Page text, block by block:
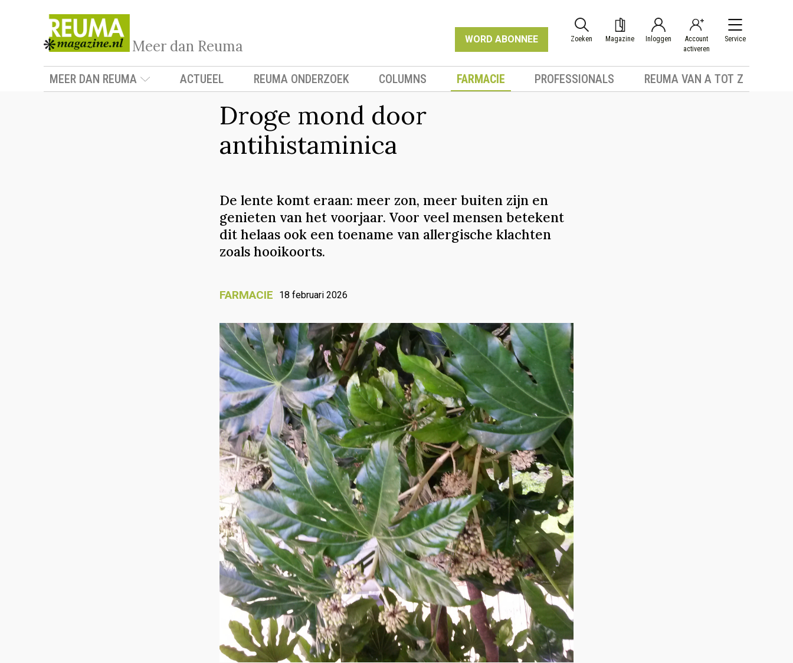
Meer dan Reuma WORD ABONNEE Zoeken Magazine Inloggen
Account
activeren
Service
MEER DAN REUMA ACTUEEL REUMA ONDERZOEK COLUMNS FARMACIE PROFESSIONALS REUMA VAN A TOT Z
Droge mond door
antihistaminica
De lente komt eraan: meer zon, meer buiten zijn en
genieten van het voorjaar. Voor veel mensen betekent
dit helaas ook een toename van allergische klachten
zoals hooikoorts.
FARMACIE 18 februari 2026